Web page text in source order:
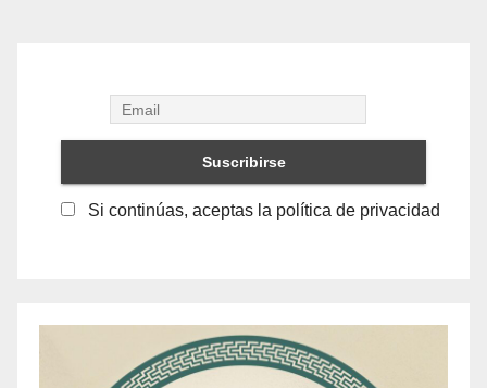
Si continúas, aceptas la política de privacidad